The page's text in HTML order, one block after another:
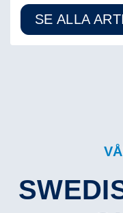
SE ALLA